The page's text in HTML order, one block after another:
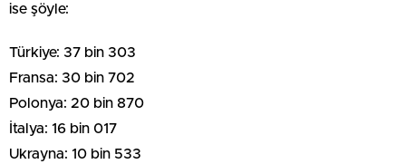
ise şöyle:
Türkiye: 37 bin 303
Fransa: 30 bin 702
Polonya: 20 bin 870
İtalya: 16 bin 017
Ukrayna: 10 bin 533